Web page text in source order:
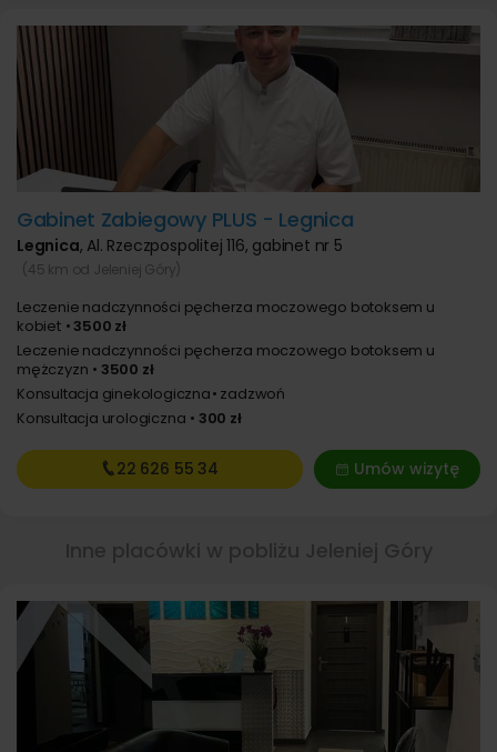
Gabinet Zabiegowy PLUS - Legnica
Legnica, Al. Rzeczpospolitej 116, gabinet nr 5
(45 km od Jeleniej Góry)
Leczenie nadczynności pęcherza moczowego botoksem u
kobiet
3500 zł
Leczenie nadczynności pęcherza moczowego botoksem u
mężczyzn
3500 zł
Konsultacja ginekologiczna zadzwoń
Konsultacja urologiczna
300 zł
Umów wizytę
22 626 55 34